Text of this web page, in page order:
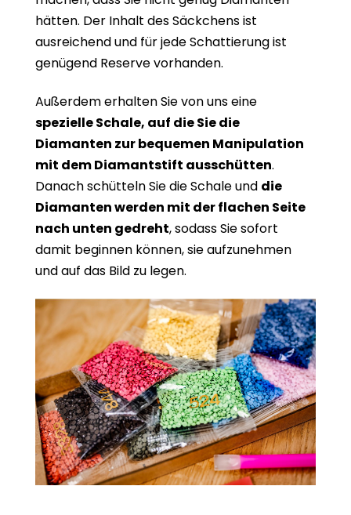
hätten. Der Inhalt des Säckchens ist
ausreichend und für jede Schattierung ist
genügend Reserve vorhanden.
Außerdem erhalten Sie von uns eine
spezielle Schale, auf die Sie die
Diamanten zur bequemen Manipulation
mit dem Diamantstift ausschütten.
Danach schütteln Sie die Schale und die
Diamanten werden mit der flachen Seite
nach unten gedreht, sodass Sie sofort
damit beginnen können, sie aufzunehmen
und auf das Bild zu legen.